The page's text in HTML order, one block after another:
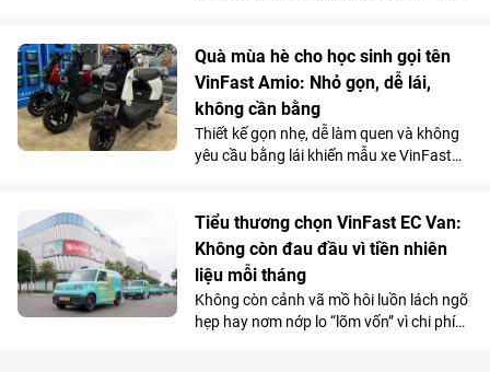
chuyến đi xa.
Quà mùa hè cho học sinh gọi tên
VinFast Amio: Nhỏ gọn, dễ lái,
không cần bằng
Thiết kế gọn nhẹ, dễ làm quen và không
yêu cầu bằng lái khiến mẫu xe VinFast
hàng có nhu cầu di chuyển cự ly ngắn.
Tiểu thương chọn VinFast EC Van:
Không còn đau đầu vì tiền nhiên
liệu mỗi tháng
Không còn cảnh vã mồ hôi luồn lách ngõ
hẹp hay nơm nớp lo “lõm vốn” vì chi phí